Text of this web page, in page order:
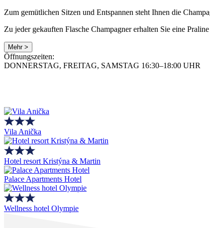
Zum gemütlichen Sitzen und Entspannen steht Ihnen die
Zu jeder gekauften Flasche Champagner erhalten Sie eine
Mehr >
Öffnungszeiten:
DONNERSTAG, FREITAG, SAMSTAG 16:30–18:00 UHR
Vila Anička
Hotel resort Kristýna & Martin
Palace Apartments Hotel
Wellness hotel Olympie